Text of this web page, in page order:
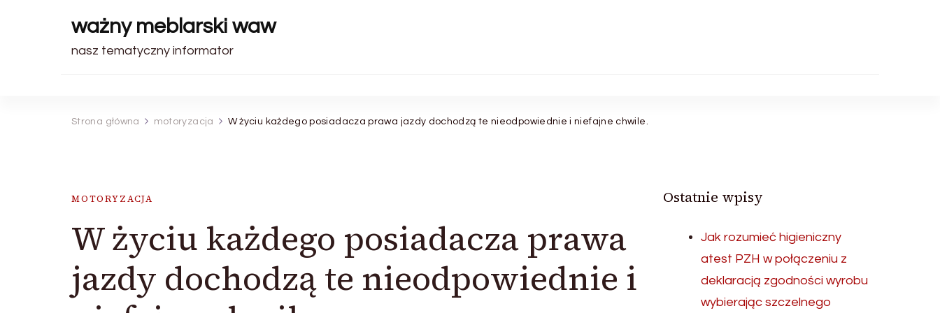
ważny meblarski waw
nasz tematyczny informator
Strona główna motoryzacja W życiu każdego posiadacza prawa jazdy dochodzą te nieodpowiednie i niefajne chwile.
MOTORYZACJA
W życiu każdego posiadacza prawa
jazdy dochodzą te nieodpowiednie i
Ostatnie wpisy
Jak rozumieć higieniczny
atest PZH w połączeniu z
deklaracją zgodności wyrobu
wybierając szczelnego